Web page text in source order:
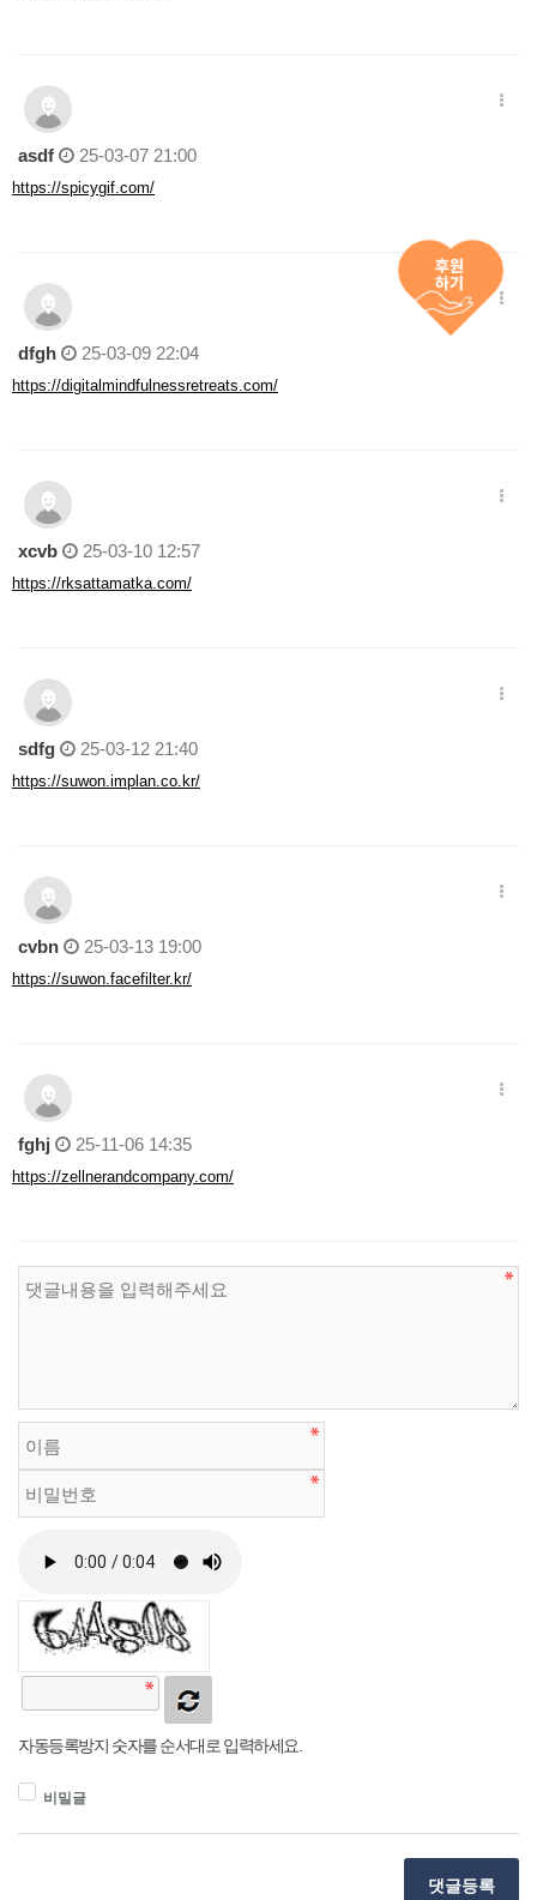
asdf 25-03-07 21:00
https://spicygif.com/
dfgh 25-03-09 22:04
https://digitalmindfulnessretreats.com/
xcvb 25-03-10 12:57
https://rksattamatka.com/
sdfg 25-03-12 21:40
https://suwon.implan.co.kr/
cvbn 25-03-13 19:00
https://suwon.facefilter.kr/
fghj 25-11-06 14:35
https://zellnerandcompany.com/
자동등록방지 숫자를 순서대로 입력하세요.
비밀글
댓글등록